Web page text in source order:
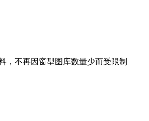
，不再因窗型图库数量少而受限制